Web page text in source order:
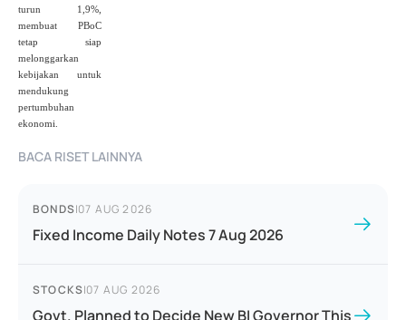
turun 1,9%,
membuat PBoC
tetap siap
melonggarkan
kebijakan untuk
mendukung
pertumbuhan
ekonomi.
BACA RISET LAINNYA
BONDS|07 AUG 2026
Fixed Income Daily Notes 7 Aug 2026
STOCKS|07 AUG 2026
Govt. Planned to Decide New BI Governor This